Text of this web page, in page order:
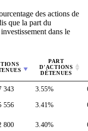
des actions de
que la part du
dans le
PART
D'ACTIONS
DÉTENUES
343 3.55%
556 3.41%
800 3.40%